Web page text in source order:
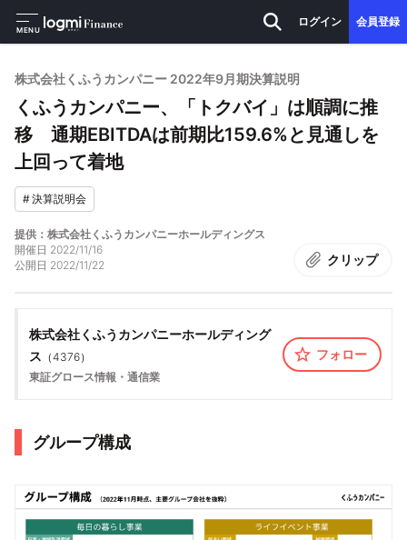
MENU
ログイン 会員登録
株式会社くふうカンパニー 2022年9月期決算説明
くふうカンパニー、「トクバイ」は順調に推
移 通期EBITDAは前期比159.6%と見通しを
上回って着地
#決算説明会
提供：株式会社くふうカンパニーホールディングス
開催日 2022/11/16
公開日 2022/11/22 クリップ
株式会社くふうカンパニーホールディング
ス （4376）
東証グロース情報・通信業
フォロー
グループ構成